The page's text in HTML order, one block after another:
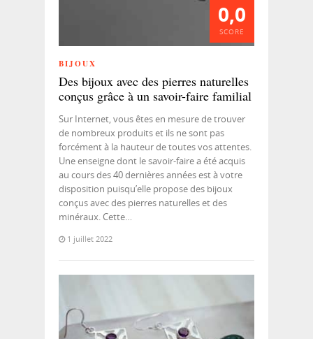
0,0
SCORE
BIJOUX
Des bijoux avec des pierres naturelles
conçus grâce à un savoir-faire familial
Sur Internet, vous êtes en mesure de trouver
de nombreux produits et ils ne sont pas
forcément à la hauteur de toutes vos attentes.
Une enseigne dont le savoir-faire a été acquis
au cours des 40 dernières années est à votre
disposition puisqu’elle propose des bijoux
conçus avec des pierres naturelles et des
minéraux. Cette…
1 juillet 2022